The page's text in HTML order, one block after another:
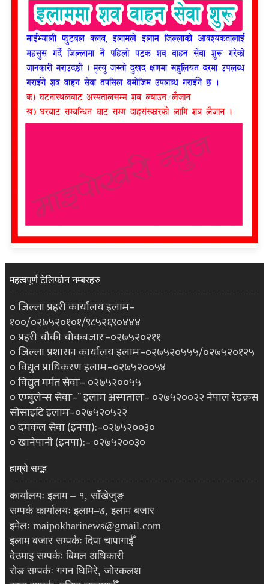
महत्वपूर्ण टेलिफोन नम्बरहरु
० जिल्ला प्रहरी कार्यालय इलामः–
१००/०२७५२०१०१/९८५२६९०४४४
० प्रहरी चौकी चोकबजारः–०२७५२०२११
० जिल्ला प्रशासन कार्यालय इलामः–०२७५२०५५५/०२७५२०१२५
० विद्युत प्राधिकरण इलामः–०२७५२००५४
० विद्युत मर्मत सेवाः– ०२७५२००५५
० एम्बुलेन्स सेवाः–¨ इलाम अस्पतालः– ०२७५२००२२ नेपाल रेडक्रस
सोसाइटि इलामः–०२७५२०५२२
० दमकल सेवा (इनपा):–०२७५२००३०
० खानेपानी (इनपा):– ०२७५२००३०
हाम्रो समूह
कार्यालयः इलाम – १, साँखेजुङ
सम्पर्क कार्यालयः इलाम–७, इलाम बजार
इमेलः maipokharinews@gmail.com
इलाम बजार सम्पर्कः दिपा चापागाईँ
देउमाइ सम्पर्कः बिमल अधिकारी
रोङ सम्पर्कः गगन घिमिरे, जोरकलश